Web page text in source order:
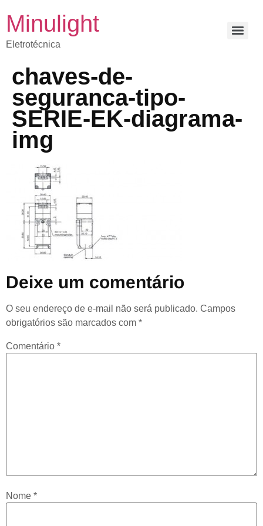
Minulight
Eletrotécnica
chaves-de-
seguranca-tipo-
SERIE-EK-diagrama-
img
Deixe um comentário
O seu endereço de e-mail não será publicado. Campos
obrigatórios são marcados com *
Comentário *
Nome *